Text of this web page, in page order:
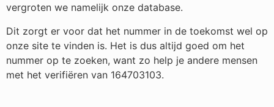
vergroten we namelijk onze database.
Dit zorgt er voor dat het nummer in de toekomst wel op
onze site te vinden is. Het is dus altijd goed om het
nummer op te zoeken, want zo help je andere mensen
met het verifiëren van 164703103.